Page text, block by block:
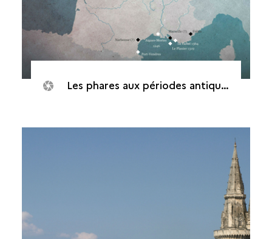
Les phares aux périodes antique et médiévale